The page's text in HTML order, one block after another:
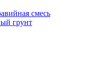
смесь
грунт